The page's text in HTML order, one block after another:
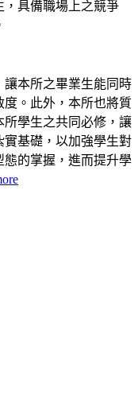
，具備職場上之競爭
本所之畢業生能同時
。此外，本所也將質
學生之共同必修，讓
基礎，以加強學生對
的掌握，進而提升學